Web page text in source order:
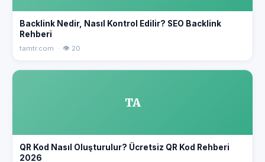
Backlink Nedir, Nasıl Kontrol Edilir? SEO Backlink
Rehberi
tamtr.com · 👁 20
TA
QR Kod Nasıl Oluşturulur? Ücretsiz QR Kod Rehberi
2026